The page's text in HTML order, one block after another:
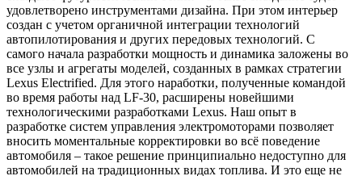
удовлетворено инструментами дизайна. При этом интерьер
создан с учетом органичной интеграции технологий
автопилотирования и других передовых технологий. С
самого начала разработки мощность и динамика заложены во
все узлы и агрегаты моделей, созданных в рамках стратегии
Lexus Electrified. Для этого наработки, полученные командой
во время работы над LF-30, расширены новейшими
технологическими разработками Lexus. Наш опыт в
разработке систем управления электромоторами позволяет
вносить моментальные корректировки во всё поведение
автомобиля – такое решение принципиально недоступно для
автомобилей на традиционных видах топлива. И это еще не